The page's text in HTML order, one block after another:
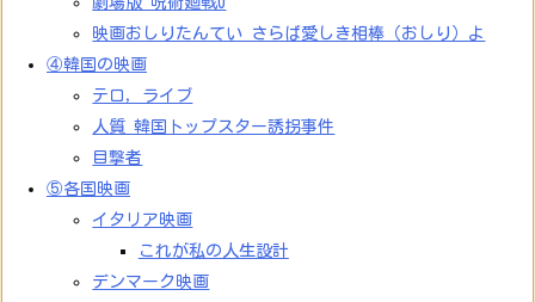
映画おしりたんてい さらば愛しき相棒（おしり）よ
④韓国の映画
テロ，ライブ
人質 韓国トップスター誘拐事件
目撃者
⑤各国映画
イタリア映画
これが私の人生設計
デンマーク映画